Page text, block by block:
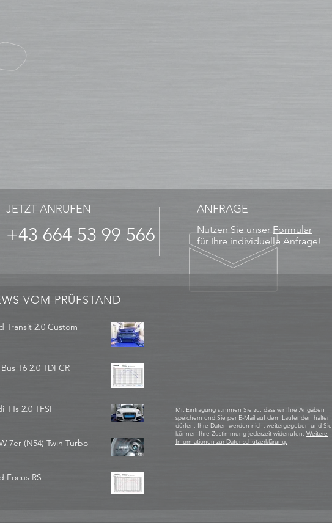
JETZT ANRUFEN
+43 664 53 99 566
ANFRAGE
Nutzen Sie unser Formular
für Ihre individuelle Anfrage!
VOM PRÜFSTAND
Transit 2.0 Custom
T6 2.0 TDI CR
TTs 2.0 TFSI
7er (N54) Twin Turbo
Focus RS
Mit Eintragung stimmen Sie zu, dass wir Ihre Angaben
speichern und Sie per E-Mail auf dem Laufenden halten
dürfen. Ihre Daten werden nicht weitergegeben und Sie
können Ihre Zustimmung jederzeit widerrufen.Weitere
Informationen zur Datenschutzerklärung.